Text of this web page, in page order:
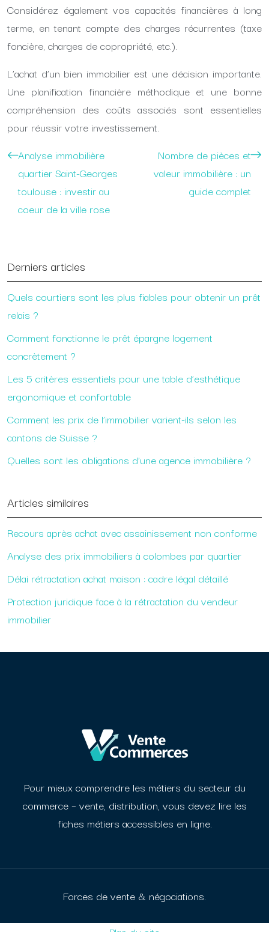
Considérez également vos capacités financières à long
terme, en tenant compte des charges récurrentes (taxe
foncière, charges de copropriété, etc.).
L’achat d’un bien immobilier est une décision importante.
Une planification financière méthodique et une bonne
compréhension des coûts associés sont essentielles
pour réussir votre investissement.
Analyse immobilière
quartier Saint-Georges
toulouse : investir au
coeur de la ville rose
Nombre de pièces et
valeur immobilière : un
guide complet
Derniers articles
Quels courtiers sont les plus fiables pour obtenir un prêt
relais ?
Comment fonctionne le prêt épargne logement
concrètement ?
Les 5 critères essentiels pour une table d’esthétique
ergonomique et confortable
Comment les prix de l’immobilier varient-ils selon les
cantons de Suisse ?
Quelles sont les obligations d’une agence immobilière ?
Articles similaires
Recours après achat avec assainissement non conforme
Analyse des prix immobiliers à colombes par quartier
Délai rétractation achat maison : cadre légal détaillé
Protection juridique face à la rétractation du vendeur
immobilier
Pour mieux comprendre les métiers du secteur du
commerce – vente, distribution, vous devez lire les
fiches métiers accessibles en ligne.
Forces de vente & négociations.